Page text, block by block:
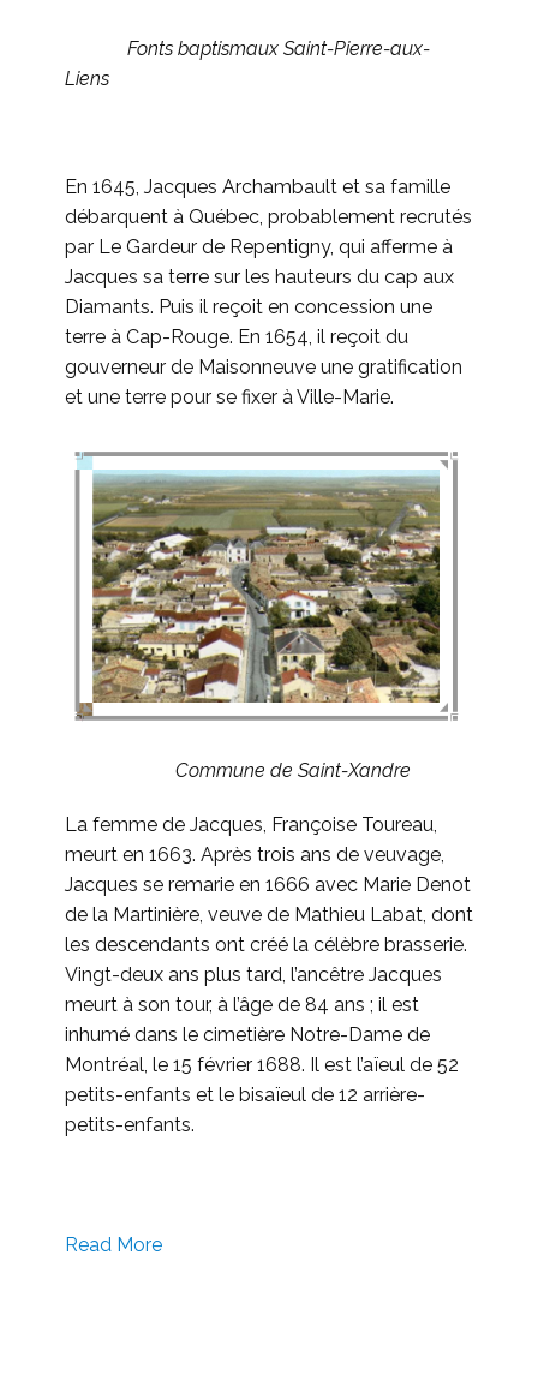
Fonts baptismaux Saint-Pierre-aux-
Liens
En 1645, Jacques Archambault et sa famille
débarquent à Québec, probablement recrutés
par Le Gardeur de Repentigny, qui afferme à
Jacques sa terre sur les hauteurs du cap aux
Diamants. Puis il reçoit en concession une
terre à Cap-Rouge. En 1654, il reçoit du
gouverneur de Maisonneuve une gratification
et une terre pour se fixer à Ville-Marie.
Commune de Saint-Xandre
La femme de Jacques, Françoise Toureau,
meurt en 1663. Après trois ans de veuvage,
Jacques se remarie en 1666 avec Marie Denot
de la Martinière, veuve de Mathieu Labat, dont
les descendants ont créé la célèbre brasserie.
Vingt-deux ans plus tard, l’ancêtre Jacques
meurt à son tour, à l’âge de 84 ans ; il est
inhumé dans le cimetière Notre-Dame de
Montréal, le 15 février 1688. Il est l’aïeul de 52
petits-enfants et le bisaïeul de 12 arrière-
petits-enfants.
Read More